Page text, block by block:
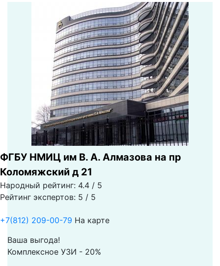
ФГБУ НМИЦ им В. А. Алмазова на пр
Коломяжский д 21
Народный рейтинг: 4.4 / 5
Рейтинг экспертов: 5 / 5
+7(812) 209-00-79 На карте
Ваша выгода!
Комплексное УЗИ - 20%